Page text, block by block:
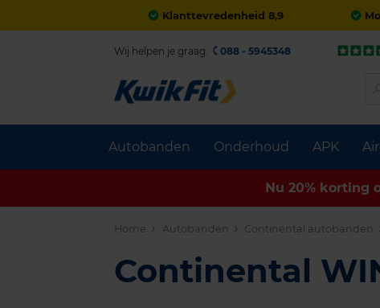
Klanttevredenheid 8,9
Autobanden Onderhoud APK
Wij helpen je graag. 088 - 5945348
Nu 20% korting
Home Autobanden Continental autobanden
Continental